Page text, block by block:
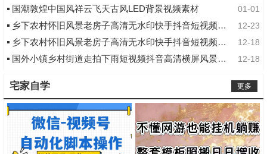
01-01
国潮敦煌中国风祥云飞天古风LED背景视频素材
12-23
乡下农村怀旧风景老房子高清无水印快手抖音短视频素材库
12-18
乡下农村怀旧风景老房子高清无水印快手抖音短视频素材
12-18
国外小镇乡村街道走拍下雨短视频抖音高清横屏风景音乐号剪辑素材
更多
宅家自学